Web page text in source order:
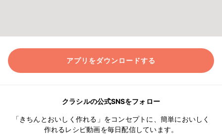
アプリをダウンロードする
クラシルの公式SNSをフォロー
「きちんとおいしく作れる」をコンセプトに、簡単においしく
作れるレシピ動画を毎日配信しています。